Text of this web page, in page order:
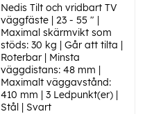
Nedis Tilt och vridbart TV
väggfäste | 23 - 55 " |
Maximal skärmvikt som
stöds: 30 kg | Går att tilta |
Roterbar | Minsta
väggdistans: 48 mm |
Maximalt väggavstånd:
410 mm | 3 Ledpunkt(er) |
Stål | Svart